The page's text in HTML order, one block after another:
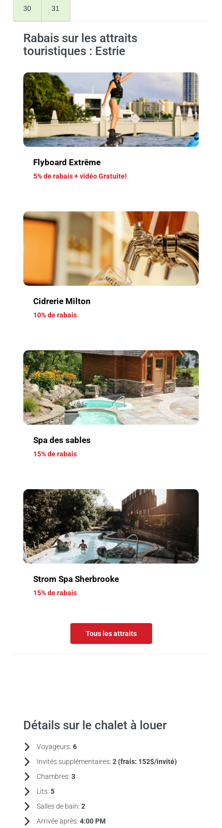
30 31
Rabais sur les attraits
touristiques : Estrie
Flyboard Extrême
5% de rabais + vidéo Gratuite!
Cidrerie Milton
10% de rabais
Spa des sables
15% de rabais
Strom Spa Sherbrooke
15% de rabais
Tous les attraits
Détails sur le chalet à louer
Voyageurs: 6
Invités supplémentaires: 2 (frais: 152$/invité)
Chambres: 3
Lits: 5
Salles de bain: 2
Arrivée après: 4:00 PM